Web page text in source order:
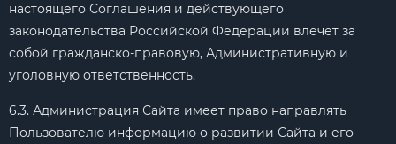
настоящего Соглашения и действующего
законодательства Российской Федерации влечет за
собой гражданско-правовую, Административную и
уголовную ответственность.
6.3. Администрация Сайта имеет право направлять
Пользователю информацию о развитии Сайта и его